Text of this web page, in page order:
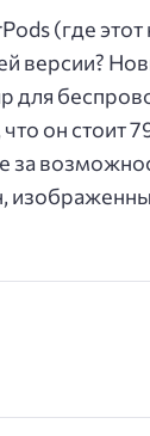
(где
версии?
для
он стоит
за